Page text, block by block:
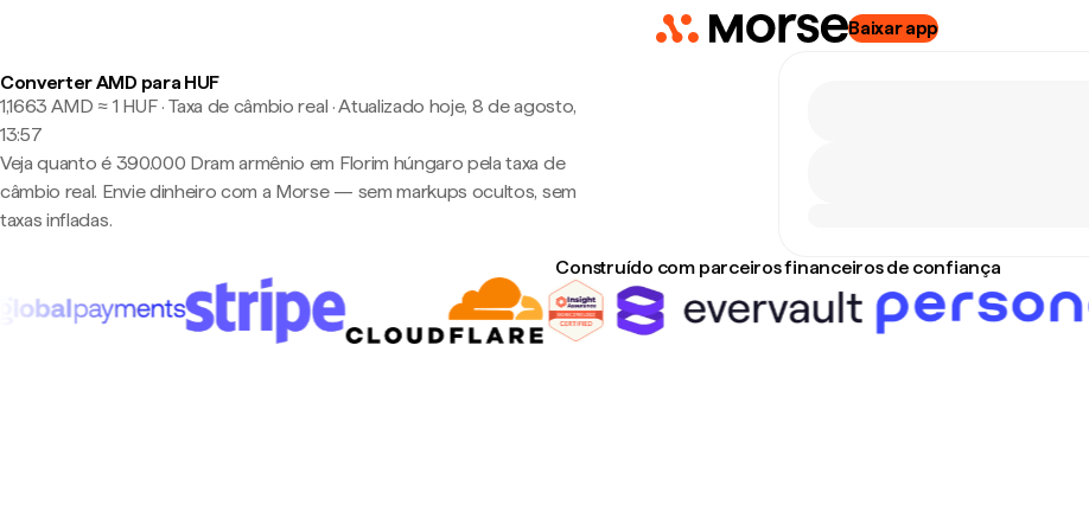
Baixar app
Converter AMD para HUF
1,1663 AMD ≈ 1 HUF · Taxa de câmbio real ·Atualizado hoje, 8 de agosto,
13:57
Veja quanto é 390.000 Dram armênio em Florim húngaro pela taxa de
câmbio real. Envie dinheiro com a Morse — sem markups ocultos, sem
taxas infladas.
Construído com parceiros financeiros de confiança